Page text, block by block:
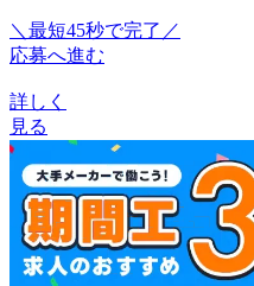
＼最短45秒で完了／
応募へ進む
詳しく
見る